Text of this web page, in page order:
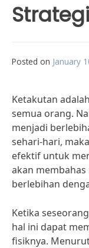
Posted on January
Ketakutan
semua orang.
menjadi
sehari-hari,
efektif untuk
akan
berlebihan
Ketika
hal ini dapat
fisiknya.